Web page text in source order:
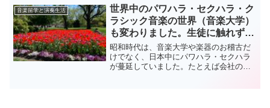
の思い出 幼稚部の時のお話リセの幼稚
部に見学に行き、教育方針を...
音楽留学と演奏生活
世界中のパワハラ・セクハラ・ク
ラシック音楽の世界（音楽大学）
も変わりました。生徒に触れずに
指導すること
昭和時代は、音楽大学や楽器のお稽古だ
けでなく、日本中にパワハラ・セクハラ
が蔓延していました。たとえば会社の飲